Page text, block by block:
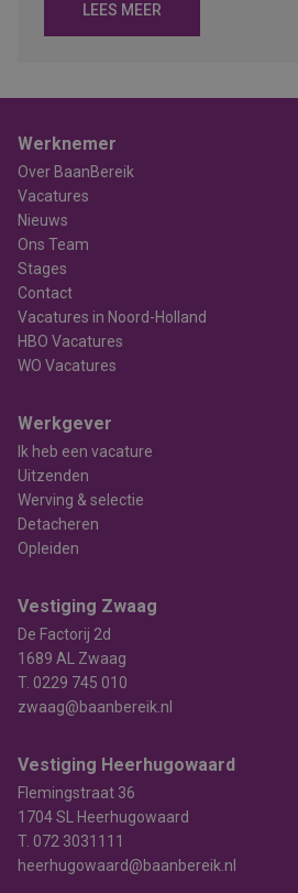
LEES MEER
Werknemer
Over BaanBereik
Vacatures
Nieuws
Ons Team
Stages
Contact
Vacatures in Noord-Holland
HBO Vacatures
WO Vacatures
Werkgever
Ik heb een vacature
Uitzenden
Werving & selectie
Detacheren
Opleiden
Vestiging Zwaag
De Factorij 2d
1689 AL Zwaag
T. 0229 745 010
zwaag@baanbereik.nl
Vestiging Heerhugowaard
Flemingstraat 36
1704 SL Heerhugowaard
T. 072 3031111
heerhugowaard@baanbereik.nl